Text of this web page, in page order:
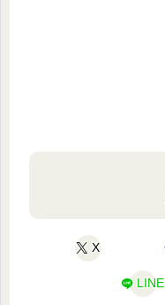
X
LINE